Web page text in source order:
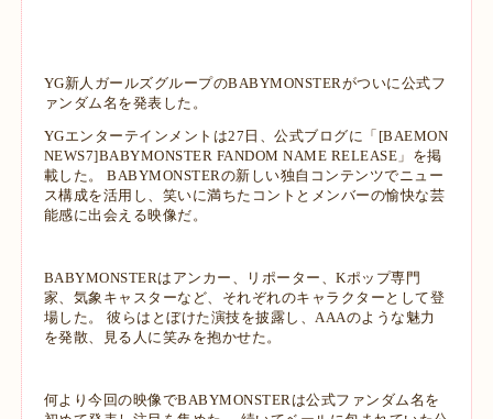
YG新人ガールズグループのBABYMONSTERがついに公式フ
ァンダム名を発表した。
YGエンターテインメントは27日、公式ブログに「[BAEMON
NEWS7]BABYMONSTER FANDOM NAME RELEASE」を掲
載した。 BABYMONSTERの新しい独自コンテンツでニュー
ス構成を活用し、笑いに満ちたコントとメンバーの愉快な芸
能感に出会える映像だ。
BABYMONSTERはアンカー、リポーター、Kポップ専門
家、気象キャスターなど、それぞれのキャラクターとして登
場した。 彼らはとぼけた演技を披露し、AAAのような魅力
を発散、見る人に笑みを抱かせた。
何より今回の映像でBABYMONSTERは公式ファンダム名を